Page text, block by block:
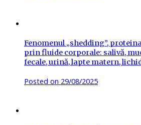
Fenomenul „shedding”,
prin fluide corporale: salivă,
fecale, urină, lapte matern,
Posted on 29/08/2025